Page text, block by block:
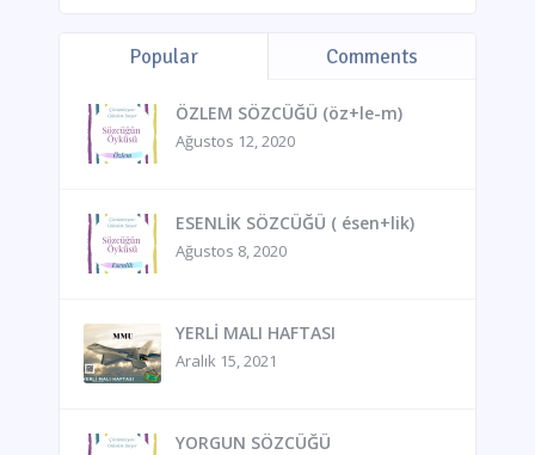
Popular Comments
ÖZLEM SÖZCÜĞÜ (öz+le-m)
Ağustos 12, 2020
ESENLİK SÖZCÜĞÜ ( ésen+lik)
Ağustos 8, 2020
YERLİ MALI HAFTASI
Aralık 15, 2021
YORGUN SÖZCÜĞÜ